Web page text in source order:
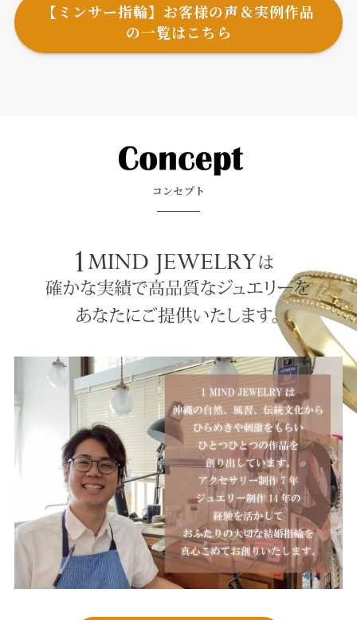
【ミンサー指輪】お客様の声＆実例作品
の一覧はこちら
コンセプト